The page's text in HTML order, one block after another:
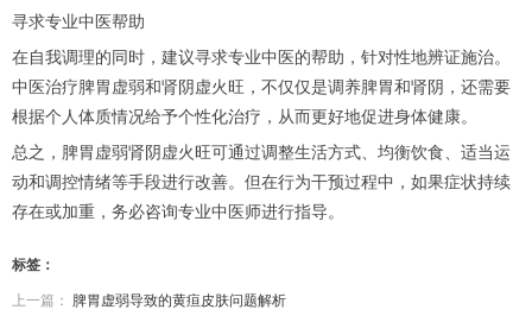
寻求专业中医帮助
在自我调理的同时，建议寻求专业中医的帮助，针对性地辨证施治。
中医治疗脾胃虚弱和肾阴虚火旺，不仅仅是调养脾胃和肾阴，还需要
根据个人体质情况给予个性化治疗，从而更好地促进身体健康。
总之，脾胃虚弱肾阴虚火旺可通过调整生活方式、均衡饮食、适当运
动和调控情绪等手段进行改善。但在行为干预过程中，如果症状持续
存在或加重，务必咨询专业中医师进行指导。
标签：
上一篇： 脾胃虚弱导致的黄疸皮肤问题解析